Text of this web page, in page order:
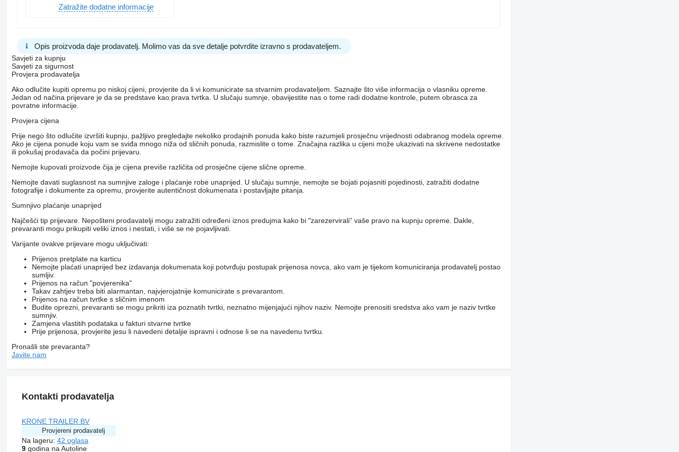
Zatražite dodatne informacije
Opis proizvoda daje prodavatelj. Molimo vas da sve detalje potvrdite izravno s prodavateljem.
Savjeti za kupnju
Savjeti za sigurnost
Provjera prodavatelja
Ako odlučite kupiti opremu po niskoj cijeni, provjerite da li vi komunicirate sa stvarnim prodavateljem. Saznajte što više informacija o vlasniku opreme.
Jedan od načina prijevare je da se predstave kao prava tvrtka. U slučaju sumnje, obavijestite nas o tome radi dodatne kontrole, putem obrasca za
povratne informacije.
Provjera cijena
Prije nego što odlučite izvršiti kupnju, pažljivo pregledajte nekoliko prodajnih ponuda kako biste razumjeli prosječnu vrijednosti odabranog modela opreme.
Ako je cijena ponude koju vam se sviđa mnogo niža od sličnih ponuda, razmislite o tome. Značajna razlika u cijeni može ukazivati ​​na skrivene nedostatke
ili pokušaj prodavača da počini prijevaru.
Nemojte kupovati proizvode čija je cijena previše različita od prosječne cijene slične opreme.
Nemojte davati suglasnost na sumnjive zaloge i plaćanje robe unaprijed. U slučaju sumnje, nemojte se bojati pojasniti pojedinosti, zatražiti dodatne
fotografije i dokumente za opremu, provjerite autentičnost dokumenata i postavljajte pitanja.
Sumnjivo plaćanje unaprijed
Najčešći tip prijevare. Nepošteni prodavatelji mogu zatražiti određeni iznos predujma kako bi "zarezervirali" vaše pravo na kupnju opreme. Dakle,
prevaranti mogu prikupiti veliki iznos i nestati, i više se ne pojavljivati.
Varijante ovakve prijevare mogu uključivati:
Prijenos pretplate na karticu
Nemojte plaćati unaprijed bez izdavanja dokumenata koji potvrđuju postupak prijenosa novca, ako vam je tijekom komuniciranja prodavatelj postao
sumljiv.
Prijenos na račun "povjerenika"
Takav zahtjev treba biti alarmantan, najvjerojatnije komunicirate s prevarantom.
Prijenos na račun tvrtke s sličnim imenom
Budite oprezni, prevaranti se mogu prikriti iza poznatih tvrtki, neznatno mijenjajući njihov naziv. Nemojte prenositi sredstva ako vam je naziv tvrtke
sumnjiv.
Zamjena vlastitih podataka u fakturi stvarne tvrtke
Prije prijenosa, provjerite jesu li navedeni detaljie ispravni i odnose li se na navedenu tvrtku.
Pronašli ste prevaranta?
Javite nam
Kontakti prodavatelja
KRONE TRAILER BV
Provjereni prodavatelj
Na lageru: 42 oglasa
9godina na Autoline